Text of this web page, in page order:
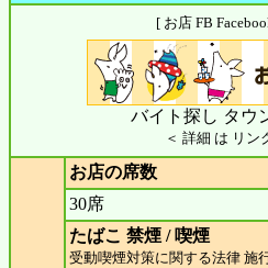
[ お店 FB
バイト探し タウ
＜ 詳細 は リン
お店の席数
30席
たばこ 禁煙 / 喫煙
受動喫煙対策に関する法律 施